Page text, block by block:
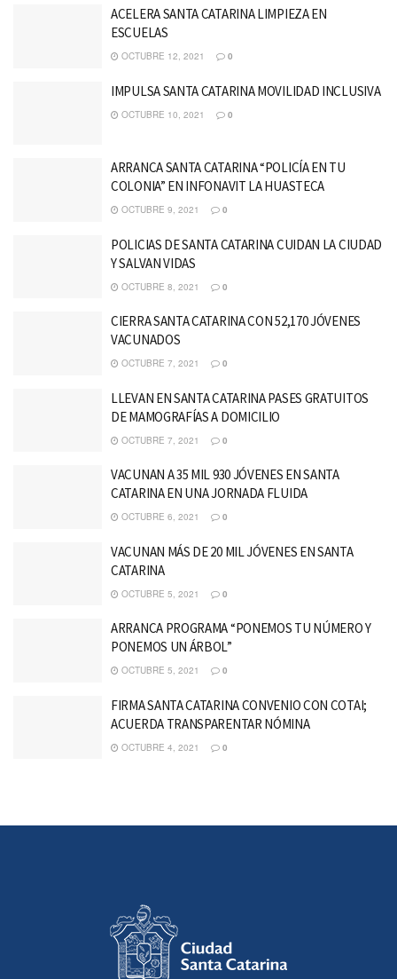
ACELERA SANTA CATARINA LIMPIEZA EN
ESCUELAS
OCTUBRE 12, 2021 0
IMPULSA SANTA CATARINA MOVILIDAD INCLUSIVA
OCTUBRE 10, 2021 0
ARRANCA SANTA CATARINA “POLICÍA EN TU
COLONIA” EN INFONAVIT LA HUASTECA
OCTUBRE 9, 2021 0
POLICIAS DE SANTA CATARINA CUIDAN LA CIUDAD
Y SALVAN VIDAS
OCTUBRE 8, 2021 0
CIERRA SANTA CATARINA CON 52,170 JÓVENES
VACUNADOS
OCTUBRE 7, 2021 0
LLEVAN EN SANTA CATARINA PASES GRATUITOS
DE MAMOGRAFÍAS A DOMICILIO
OCTUBRE 7, 2021 0
VACUNAN A 35 MIL 930 JÓVENES EN SANTA
CATARINA EN UNA JORNADA FLUIDA
OCTUBRE 6, 2021 0
VACUNAN MÁS DE 20 MIL JÓVENES EN SANTA
CATARINA
OCTUBRE 5, 2021 0
ARRANCA PROGRAMA “PONEMOS TU NÚMERO Y
PONEMOS UN ÁRBOL”
OCTUBRE 5, 2021 0
FIRMA SANTA CATARINA CONVENIO CON COTAI;
ACUERDA TRANSPARENTAR NÓMINA
OCTUBRE 4, 2021 0